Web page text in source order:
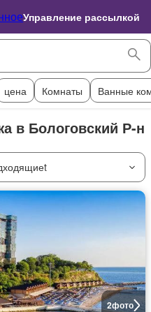
Управление рассылкой
цена Комнаты Ванные
в Бологовский Р-н
2фото